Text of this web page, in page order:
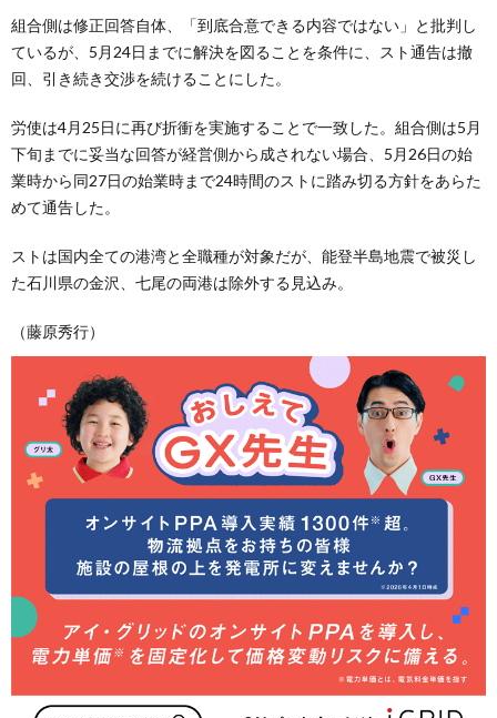
組合側は修正回答自体、「到底合意できる内容ではない」と批判し
ているが、5月24日までに解決を図ることを条件に、スト通告は撤
回、引き続き交渉を続けることにした。
労使は4月25日に再び折衝を実施することで一致した。組合側は5月
下旬までに妥当な回答が経営側から成されない場合、5月26日の始
業時から同27日の始業時まで24時間のストに踏み切る方針をあらた
めて通告した。
ストは国内全ての港湾と全職種が対象だが、能登半島地震で被災し
た石川県の金沢、七尾の両港は除外する見込み。
（藤原秀行）